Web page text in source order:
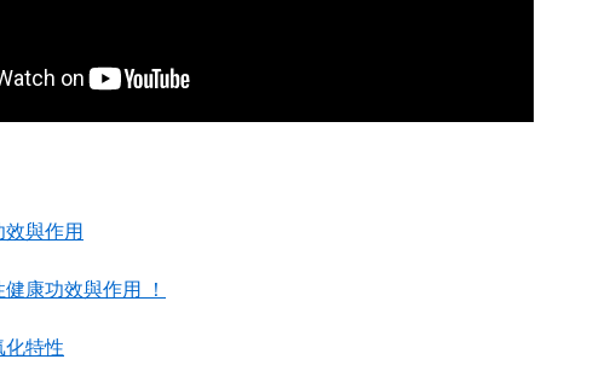
與作用
康功效與作用 ！
化特性